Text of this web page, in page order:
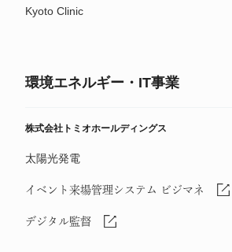
Kyoto Clinic
環境エネルギー・IT事業
株式会社トミオホールディングス
太陽光発電
イベント来場管理システム ビジマネ
デジタル監督